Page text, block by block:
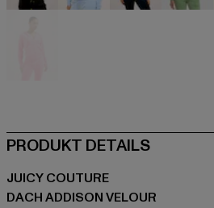
PRODUKT DETAILS
JUICY COUTURE
DACH ADDISON VELOUR